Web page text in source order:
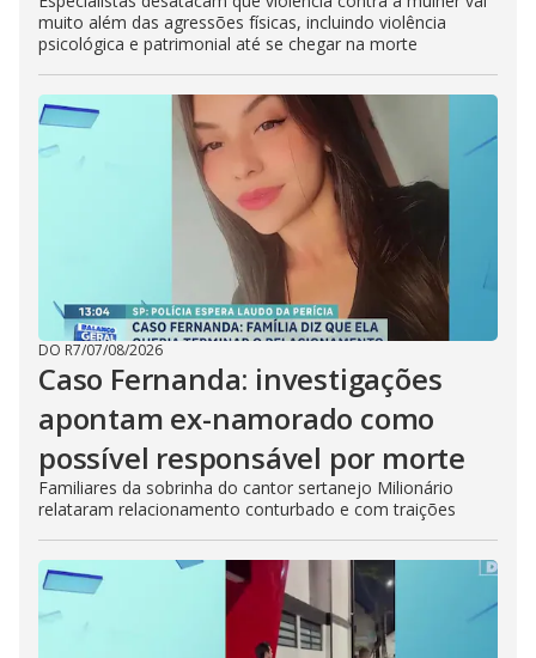
muito além das agressões físicas, incluindo violência
psicológica e patrimonial até se chegar na morte
DO R7/07/08/2026
Caso Fernanda: investigações
apontam ex-namorado como
possível responsável por morte
Familiares da sobrinha do cantor sertanejo Milionário
relataram relacionamento conturbado e com traições